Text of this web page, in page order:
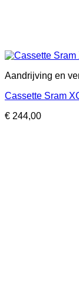
Aandrijving en
Cassette Sram
€ 244,00